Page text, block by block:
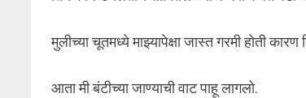
मुलीच्या चूतमध्ये माझ्यापेक्षा जास्त गरमी होती
आता मी बंटीच्या जाण्याची वाट पाहू लागलो.